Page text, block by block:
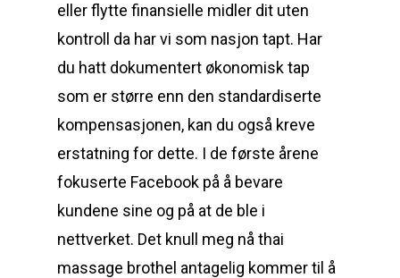
eller flytte finansielle midler dit uten
kontroll da har vi som nasjon tapt. Har
du hatt dokumentert økonomisk tap
som er større enn den standardiserte
kompensasjonen, kan du også kreve
erstatning for dette. I de første årene
fokuserte Facebook på å bevare
kundene sine og på at de ble i
nettverket. Det knull meg nå thai
massage brothel antagelig kommer til å